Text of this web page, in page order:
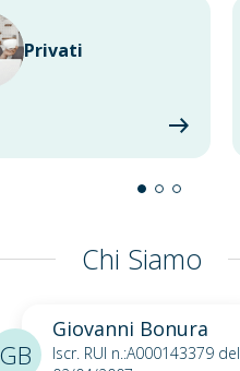
Privati
Chi Siamo
Giovanni Bonura
Iscr. RUI n.:A000143379 del
GB